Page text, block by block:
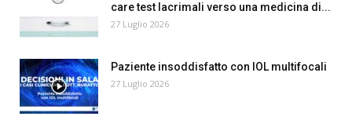
care test lacrimali verso una medicina di...
27 Luglio 2026
Paziente insoddisfatto con IOL multifocali
27 Luglio 2026